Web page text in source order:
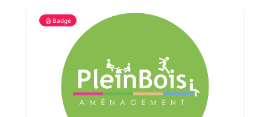
Badge